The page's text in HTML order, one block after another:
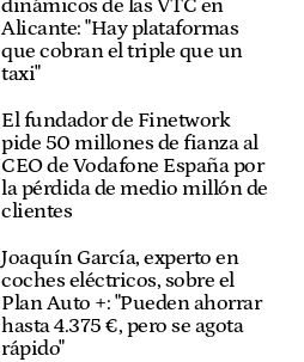
dinámicos de las VTC en
Alicante: "Hay plataformas
que cobran el triple que un
taxi"
El fundador de Finetwork
pide 50 millones de fianza al
CEO de Vodafone España por
la pérdida de medio millón de
clientes
Joaquín García, experto en
coches eléctricos, sobre el
Plan Auto +: "Pueden ahorrar
hasta 4.375 €, pero se agota
rápido"